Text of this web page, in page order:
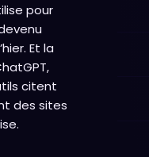
pour
Et la
citent
des sites